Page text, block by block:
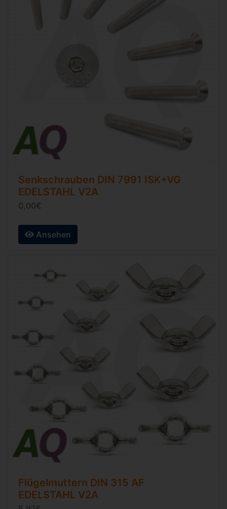
Senkschrauben DIN 7991 ISK+VG
EDELSTAHL V2A
0,00€
Ansehen
Flügelmuttern DIN 315 AF
EDELSTAHL V2A